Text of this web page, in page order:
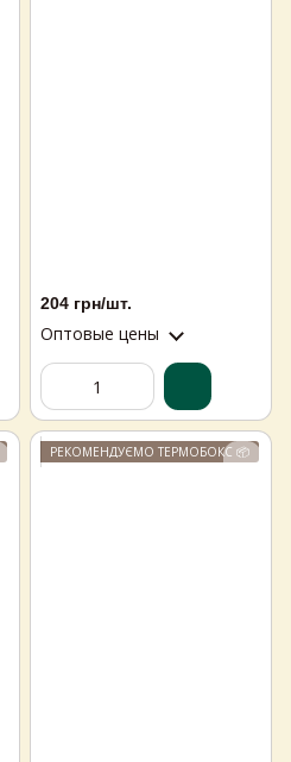
204 грн/шт.
Оптовые цены
РЕКОМЕНДУЄМО ТЕРМОБОКС 📦